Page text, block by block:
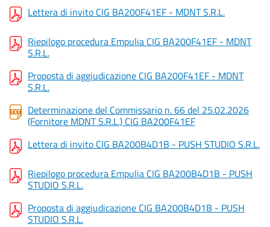
Lettera di invito CIG BA200F41EF - MDNT S.R.L.
Riepilogo procedura Empulia CIG BA200F41EF - MDNT
S.R.L.
Proposta di aggiudicazione CIG BA200F41EF - MDNT
S.R.L.
Determinazione del Commissario n. 66 del 25.02.2026
(Fornitore MDNT S.R.L.) CIG BA200F41EF
Lettera di invito CIG BA200B4D1B - PUSH STUDIO S.R.L.
Riepilogo procedura Empulia CIG BA200B4D1B - PUSH
STUDIO S.R.L.
Proposta di aggiudicazione CIG BA200B4D1B - PUSH
STUDIO S.R.L.